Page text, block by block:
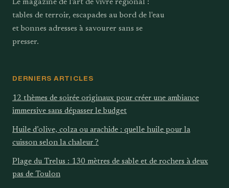
Le magazine de l'art de vivre régional :
tables de terroir, escapades au bord de l'eau
et bonnes adresses à savourer sans se
presser.
DERNIERS ARTICLES
12 thèmes de soirée originaux pour créer une ambiance
immersive sans dépasser le budget
Huile d’olive, colza ou arachide : quelle huile pour la
cuisson selon la chaleur ?
Plage du Trelus : 130 mètres de sable et de rochers à deux
pas de Toulon